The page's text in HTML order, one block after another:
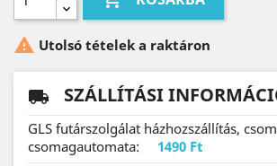
 Utolsó tételek a raktáron
local_shipping SZÁLLÍTÁSI
GLS futárszolgálat házhozszállítás,
csomagautomata:
1490 Ft